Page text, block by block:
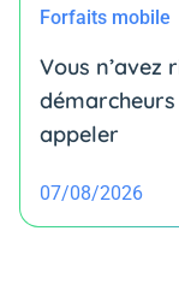
Forfaits mobile
Vous n’avez
appeler
07/08/2026